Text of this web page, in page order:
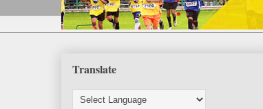
Translate